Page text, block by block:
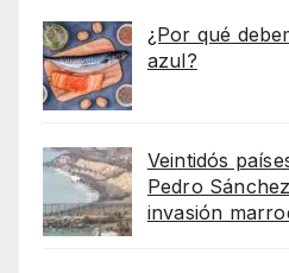
¿Por qué
azul?
Veintidós
Pedro
invasión